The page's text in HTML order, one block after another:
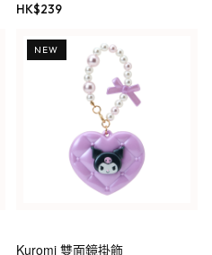
HK$239
NEW
Kuromi 雙面鏡掛飾